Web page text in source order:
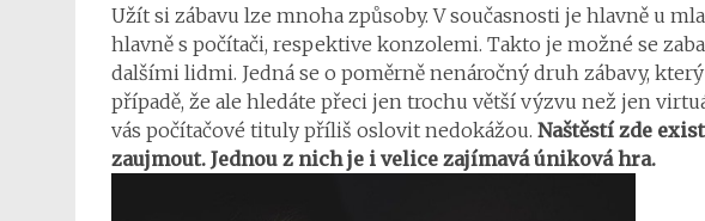
Užít si zábavu lze mnoha způsoby. V současnosti je hlavně u
hlavně s počítači, respektive konzolemi. Takto je možné se
dalšími lidmi. Jedná se o poměrně nenáročný druh zábavy,
případě, že ale hledáte přeci jen trochu větší výzvu než jen
vás počítačové tituly příliš oslovit nedokážou. Naštěstí zde
zaujmout. Jednou z nich je i velice zajímavá úniková hra.